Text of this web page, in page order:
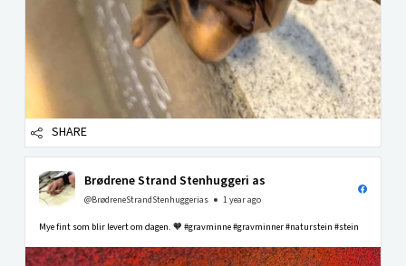
SHARE
Brødrene Strand Stenhuggeri as
@BrødreneStrandStenhuggerias 1 year ago
Mye fint som blir levert om dagen. 🧡 #gravminne #gravminner #naturstein #stein